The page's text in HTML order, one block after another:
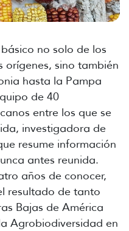
no solo de los
orígenes, sino también
hasta la Pampa
de 40
entre los que se
investigadora de
resume información
antes reunida.
años de conocer,
resultado de tanto
Bajas de América
Agrobiodiversidad en